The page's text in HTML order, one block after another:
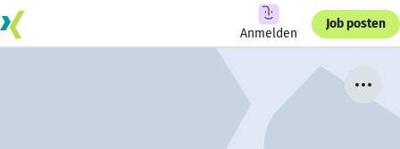
Anmelden
Job posten